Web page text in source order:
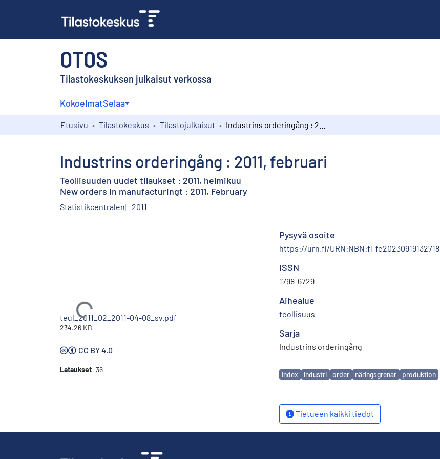
OTOS
Tilastokeskuksen julkaisut verkossa
KokoelmatSelaa
Etusivu Tilastokeskus Tilastojulkaisut
Industrins orderingång : 2011, februari
Teollisuuden uudet tilaukset : 2011, helmikuu
New orders in manufacturingt : 2011, February
Statistikcentralen 2011
Ladataan...
teul_2011_02_2011-04-08_sv.pdf
234.26 KB
CC BY 4.0
Lataukset 36
Pysyvä osoite
https://urn.fi/URN:NBN:fi-fe20230919132718
ISSN
1798-6729
Aihealue
teollisuus
Sarja
Industrins orderingång
Avainsanat
index industri order näringsgrenar produktion
Tietueen kaikki tiedot